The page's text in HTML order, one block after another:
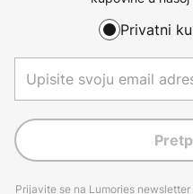
Privatni
Prijavite se na Lumories